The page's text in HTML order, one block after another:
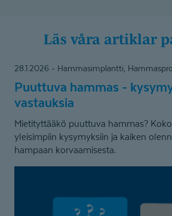
Läs våra artiklar
Puuttuva
hammas
ja
vastauksia
28.1.2026 Hammasimplantti,
Puuttuva hammas - kysymyksiä ja
vastauksia
Mietityttääkö puuttuva hammas?
yleisimpiin kysymyksiin ja kaiken
hampaan korvaamisesta.